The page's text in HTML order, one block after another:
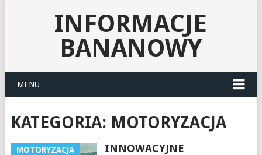
INFORMACJE
BANANOWY
MENU
KATEGORIA: MOTORYZACJA
MOTORYZACJA
INNOWACYJNE